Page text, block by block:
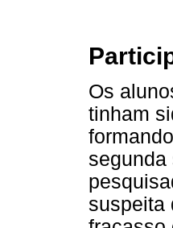
Os
tinham
segunda
suspeita